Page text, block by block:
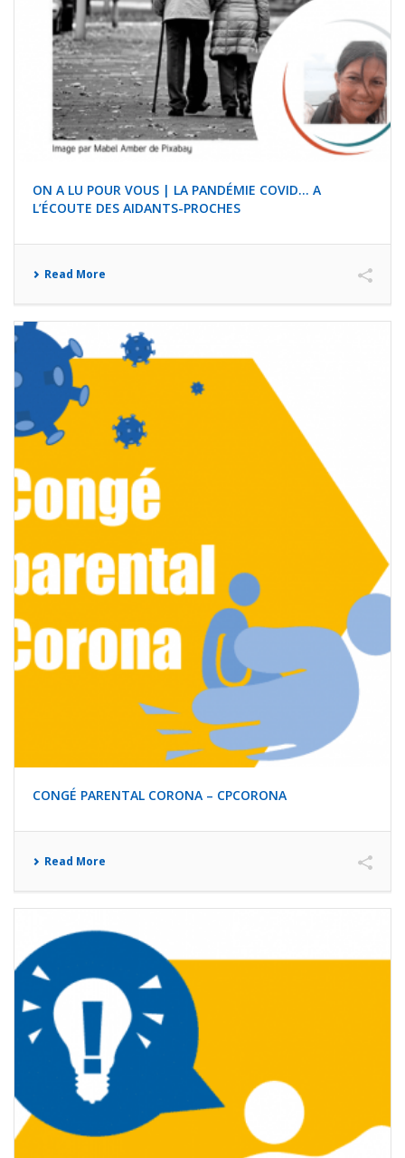
ON A LU POUR VOUS | LA PANDÉMIE COVID… A
L’ÉCOUTE DES AIDANTS-PROCHES
Read More
CONGÉ PARENTAL CORONA – CPCORONA
Read More